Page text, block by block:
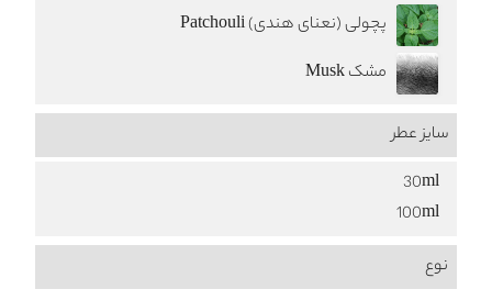
پچولی (نعنای هندی) Patchouli
مشک Musk
سایز عطر
30ml
100ml
نوع